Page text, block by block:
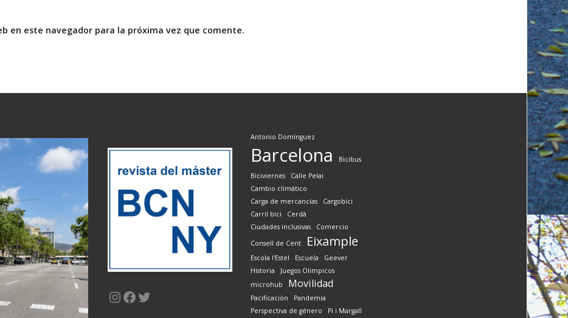
en este navegador para la próxima vez que comente.
Instagram
Facebook
Twitter
Antonio Domínguez
Barcelona
Bicibus
Biciviernes
Calle Pelai
Cambio climático
Carga de mercancías
Cargobici
Carril bici
Cerdà
Ciudades inclusivas
Comercio
Consell de Cent
Eixample
Escola l'Estel Escuela
Geever
Historia
Juegos Olimpicos
microhub
Movilidad
Pacificación
Pandemia
Perspectiva de género
Pi i Margall